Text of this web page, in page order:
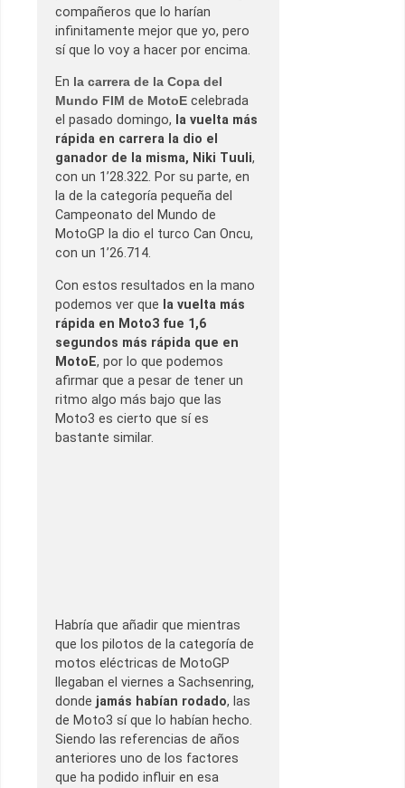
compañeros que lo harían
infinitamente mejor que yo, pero
sí que lo voy a hacer por encima.
En la carrera de la Copa del
Mundo FIM de MotoE celebrada
el pasado domingo, la vuelta más
rápida en carrera la dio el
ganador de la misma, Niki Tuuli,
con un 1’28.322. Por su parte, en
la de la categoría pequeña del
Campeonato del Mundo de
MotoGP la dio el turco Can Oncu,
con un 1’26.714.
Con estos resultados en la mano
podemos ver que la vuelta más
rápida en Moto3 fue 1,6
segundos más rápida que en
MotoE, por lo que podemos
afirmar que a pesar de tener un
ritmo algo más bajo que las
Moto3 es cierto que sí es
bastante similar.
Habría que añadir que mientras
que los pilotos de la categoría de
motos eléctricas de MotoGP
llegaban el viernes a Sachsenring,
donde jamás habían rodado, las
de Moto3 sí que lo habían hecho.
Siendo las referencias de años
anteriores uno de los factores
que ha podido influir en esa